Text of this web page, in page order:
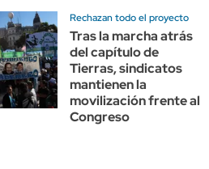
Rechazan todo el proyecto
Tras la marcha atrás
del capítulo de
Tierras, sindicatos
mantienen la
movilización frente al
Congreso